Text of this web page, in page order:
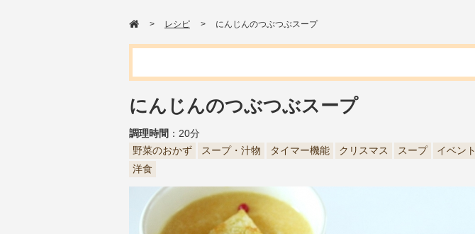
レシピ にんじんのつぶつぶスープ
にんじんのつぶつぶスープ
調理時間 ：20分
野菜のおかず
スープ・汁物 タイマー機能 クリスマス スープ
イベント
洋食